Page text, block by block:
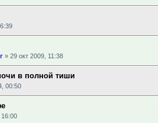
» 29 окт 2009, 11:38
в полной тиши
00:50
16:00